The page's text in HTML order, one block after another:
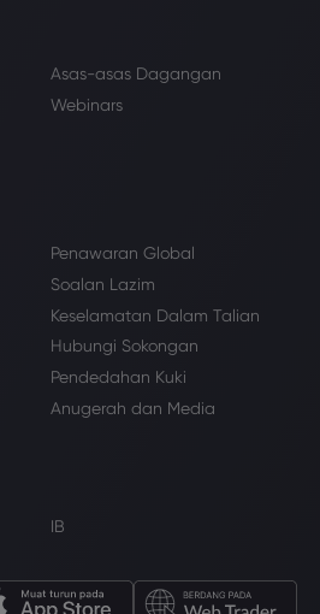
Asas-asas Dagangan
Webinars
Penawaran Global
Soalan Lazim
Keselamatan Dalam Talian
Hubungi Sokongan
Pendedahan Kuki
Anugerah dan Media
IB